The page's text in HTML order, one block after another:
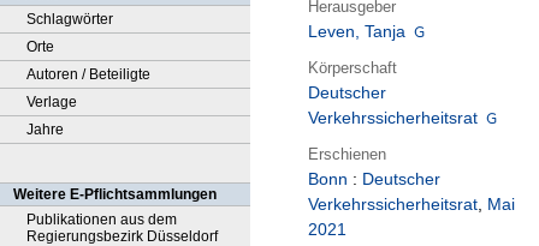
Schlagwörter
Orte
Autoren / Beteiligte
Verlage
Jahre
Weitere E-Pflichtsammlungen
Publikationen aus dem
Regierungsbezirk Düsseldorf
Herausgeber
Leven, Tanja
Körperschaft
Deutscher
Verkehrssicherheitsrat
Erschienen
Bonn : Deutscher
Verkehrssicherheitsrat, Mai
2021